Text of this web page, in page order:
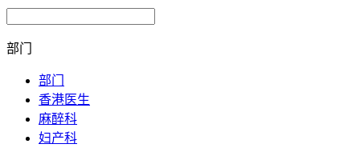
部门
部门
香港医生
麻醉科
妇产科